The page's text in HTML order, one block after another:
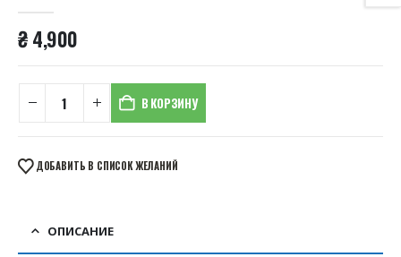
₴4,900
В КОРЗИНУ
ДОБАВИТЬ В СПИСОК ЖЕЛАНИЙ
ОПИСАНИЕ